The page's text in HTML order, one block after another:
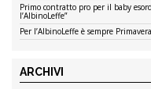
Primo contratto pro per il baby
l’AlbinoLeffe”
Per l’AlbinoLeffe è sempre
ARCHIVI